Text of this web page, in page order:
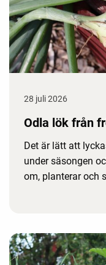
28 juli 2026
Odla lök från
Det är lätt att
under säsongen
om, planterar och